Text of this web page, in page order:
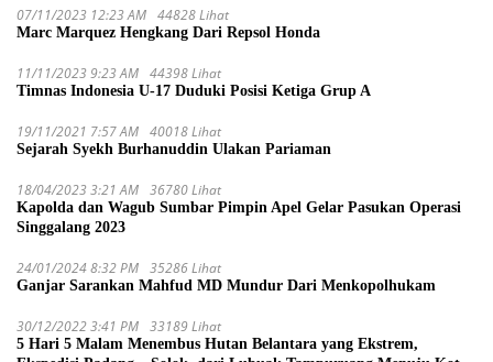
07/11/2023 12:23 AM 44828 Lihat
Marc Marquez Hengkang Dari Repsol Honda
11/11/2023 9:23 AM 44398 Lihat
Timnas Indonesia U-17 Duduki Posisi Ketiga Grup A
19/11/2021 7:57 AM 40018 Lihat
Sejarah Syekh Burhanuddin Ulakan Pariaman
18/04/2023 3:21 AM 36780 Lihat
Kapolda dan Wagub Sumbar Pimpin Apel Gelar Pasukan Operasi
Singgalang 2023
24/01/2024 8:32 PM 35286 Lihat
Ganjar Sarankan Mahfud MD Mundur Dari Menkopolhukam
30/12/2022 3:41 PM 33189 Lihat
5 Hari 5 Malam Menembus Hutan Belantara yang Ekstrem,